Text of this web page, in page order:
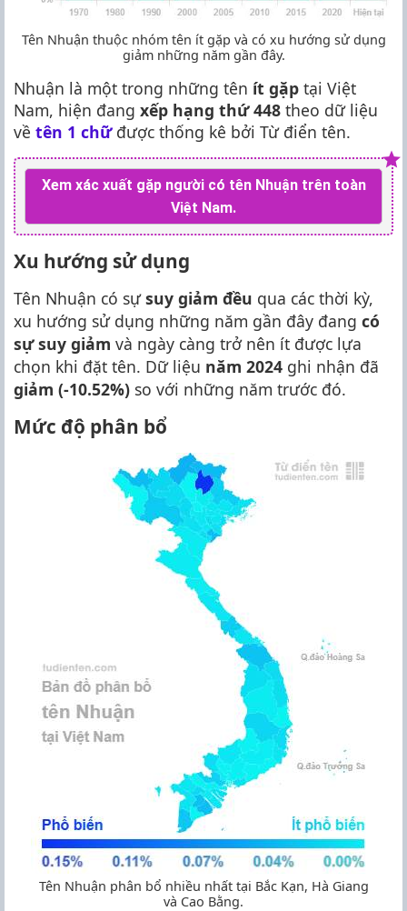
Tên Nhuận thuộc nhóm tên ít gặp và có xu hướng sử dụng
giảm những năm gần đây.
Nhuận là một trong những tên ít gặp tại Việt
Nam, hiện đang xếp hạng thứ 448 theo dữ liệu
về tên 1 chữđược thống kê bởi Từ điển tên.
Xem xác xuất gặp người có tên Nhuận trên toàn
Việt Nam.
Xu hướng sử dụng
Tên Nhuận có sựsuy giảm đều qua các thời kỳ,
xu hướng sử dụng những năm gần đây đang có
sự suy giảm và ngày càng trở nên ít được lựa
chọn khi đặt tên. Dữ liệu năm 2024 ghi nhận đã
giảm (-10.52%) so với những năm trước đó.
Mức độ phân bổ
Tên Nhuận phân bổ nhiều nhất tại Bắc Kạn, Hà Giang
và Cao Bằng.